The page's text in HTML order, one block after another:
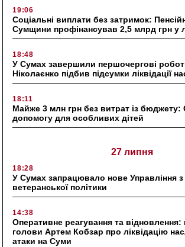
19:06
Соціальні виплати без затримок:
Сумщини профінансував 2,5 млрд грн у
18:48
У Сумах завершили першочергові
Ніколаєнко підбив підсумки ліквідації
18:11
Майже 3 млн грн без витрат із бюджету:
допомогу для особливих дітей
27 липня
18:28
У Сумах запрацювало нове Управління з
ветеранської політики
14:38
Оперативне реагування та відновлення:
голови Артем Кобзар про ліквідацію
атаки на Суми